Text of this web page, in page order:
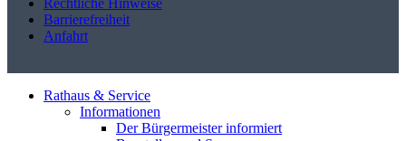
Rechtliche Hinweise
Barrierefreiheit
Anfahrt
Rathaus & Service
Informationen
Der Bürgermeister informiert